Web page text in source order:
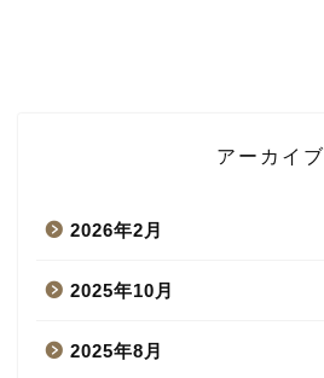
アーカイブ
2026年2月
2025年10月
2025年8月